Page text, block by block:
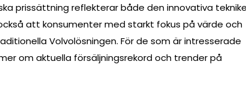
prissättning reflekterar både den innovativa
att konsumenter med starkt fokus på värde och
Volvolösningen. För de som är intresserade
om aktuella försäljningsrekord och trender på